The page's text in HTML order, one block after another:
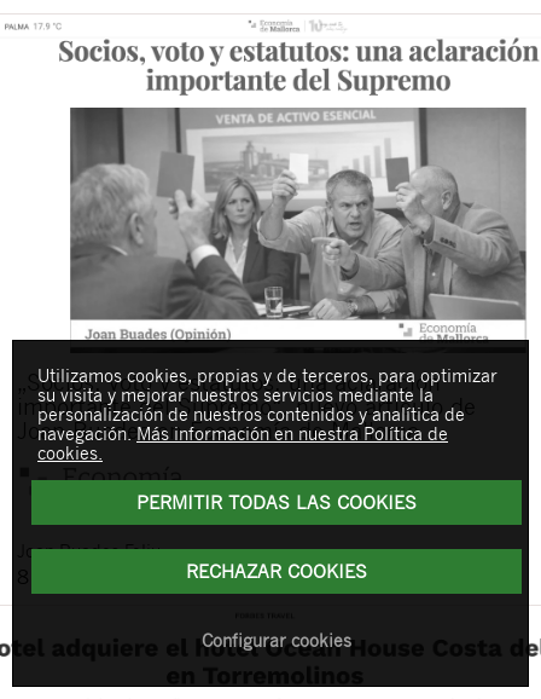
„Socios, voto y estatutos: una aclaración
importante del Supremo“, nuevo artículo de
Joan Buades en Economía de Mallorca
JoanBuades Feliu
8 de April de 2026
Utilizamos cookies, propias y de terceros, para optimizar
su visita y mejorar nuestros servicios mediante la
personalización de nuestros contenidos y analítica de
navegación. Más información en nuestra Política de
cookies.
PERMITIR TODAS LAS COOKIES
RECHAZAR COOKIES
Configurar cookies